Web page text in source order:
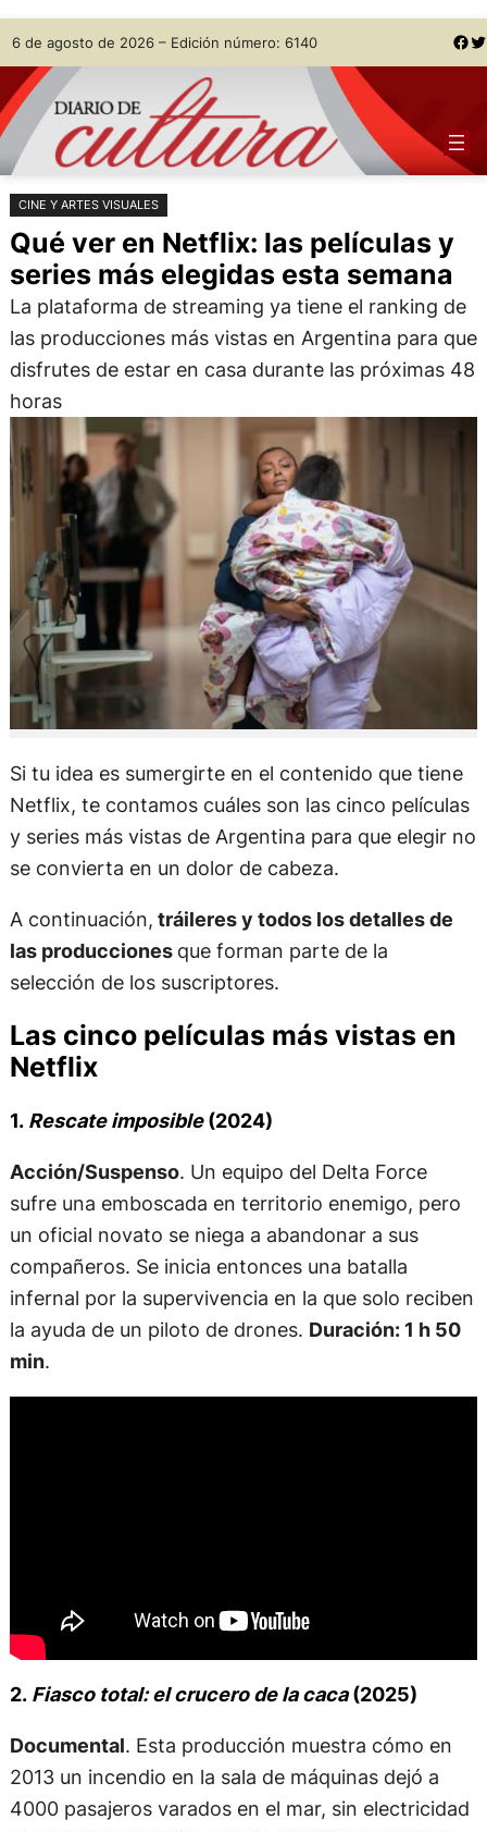
Saltar
al
contenido
Skip
to
content
6 de agosto de 2026 – Edición número: 6140 Facebook Twitter
CINE Y ARTES VISUALES
Qué ver en Netflix: las películas y
series más elegidas esta semana
La plataforma de streaming ya tiene el ranking de
las producciones más vistas en Argentina para que
disfrutes de estar en casa durante las próximas 48
horas
Si tu idea es sumergirte en el contenido que tiene
Netflix, te contamos cuáles son las cinco películas
y series más vistas de Argentina para que elegir no
se convierta en un dolor de cabeza.
A continuación, tráileres y todos los detalles de
las producciones que forman parte de la
selección de los suscriptores.
Las cinco películas más vistas en
Netflix
1. Rescate imposible(2024)
Acción/Suspenso. Un equipo del Delta Force
sufre una emboscada en territorio enemigo, pero
un oficial novato se niega a abandonar a sus
compañeros. Se inicia entonces una batalla
infernal por la supervivencia en la que solo reciben
la ayuda de un piloto de drones. Duración: 1 h 50
min.
2. Fiasco total: el crucero de la caca(2025)
Documental. Esta producción muestra cómo en
2013 un incendio en la sala de máquinas dejó a
4000 pasajeros varados en el mar, sin electricidad